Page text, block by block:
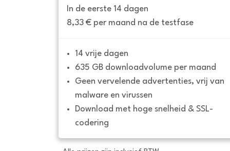
In de eerste 14 dagen
8,33 € per maand na de testfase
14 vrije dagen
635 GB downloadvolume per maand
Geen vervelende advertenties, vrij van
malware en virussen
Download met hoge snelheid & SSL-
codering